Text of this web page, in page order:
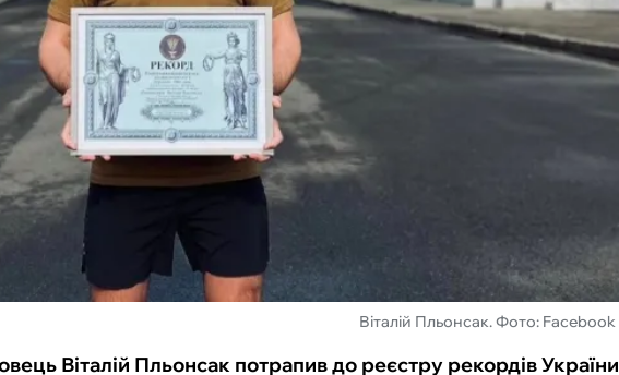
Віталій Пльонсак. Фото: Facebook
Віталій Пльонсак потрапив до реєстру рекордів України